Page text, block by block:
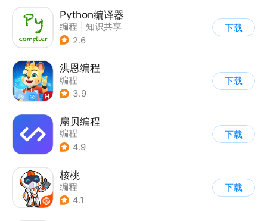
Python编译器
编程
知识共享
2.6
下载
洪恩编程
编程
3.9
下载
扇贝编程
编程
4.9
下载
核桃
编程
4.1
下载